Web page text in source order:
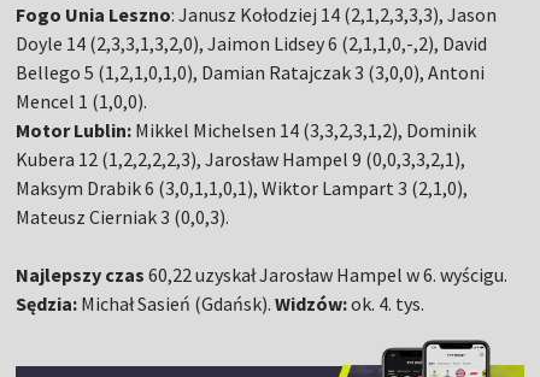
Fogo Unia Leszno: Janusz Kołodziej 14 (2,1,2,3,3,3), Jason
Doyle 14 (2,3,3,1,3,2,0), Jaimon Lidsey 6 (2,1,1,0,-,2), David
Bellego 5 (1,2,1,0,1,0), Damian Ratajczak 3 (3,0,0), Antoni
Mencel 1 (1,0,0).
Motor Lublin: Mikkel Michelsen 14 (3,3,2,3,1,2), Dominik
Kubera 12 (1,2,2,2,2,3), Jarosław Hampel 9 (0,0,3,3,2,1),
Maksym Drabik 6 (3,0,1,1,0,1), Wiktor Lampart 3 (2,1,0),
Mateusz Cierniak 3 (0,0,3).
Najlepszy czas 60,22 uzyskał Jarosław Hampel w 6. wyścigu.
Sędzia: Michał Sasień (Gdańsk).Widzów:ok. 4. tys.